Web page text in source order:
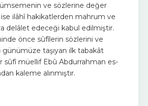
ve sözlerine değer
ilâhî hakikatlerden mahrum ve
delâlet edeceği kabul edilmiştir.
önce sûfîlerin sözlerini ve
günümüze taşıyan ilk tabakât
sûfî müellif Ebû Abdurrahman es-
kaleme alınmıştır.